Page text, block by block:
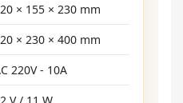
× 155 × 230 mm
× 230 × 400 mm
220V - 10A